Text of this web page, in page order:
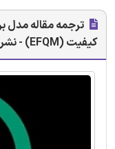
ترجمه مقاله مدل
کیفیت (EFQM) - نشریه امرالد